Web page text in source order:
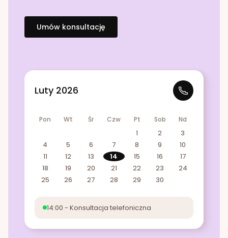
Umów konsultację
Luty 2026
Pon Wt Śr Czw Pt Sob Nd
1 2
3
4
5 6 7 8 9
10
11
12 13 14 15 16
17
18
19 20 21 22 23
24
25
26 27 28 29 30
14:00 - Konsultacja telefoniczna